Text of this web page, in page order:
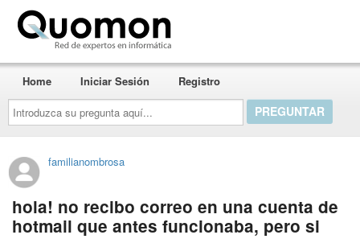
Introduzca
su
pregunta
aquí...
Home Iniciar Sesión Registro
familianombrosa
hola! no recibo correo en una cuenta de
hotmail que antes funcionaba, pero si